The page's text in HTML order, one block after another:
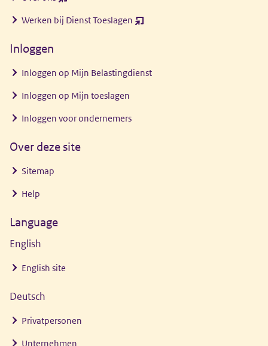
venster)
Werken bij Dienst Toeslagen (opent
Inloggen
Inloggen op Mijn Belastingdienst
Inloggen op Mijn toeslagen
Inloggen voor ondernemers
Over deze site
Sitemap
Help
Language
English
English site
Deutsch
Privatpersonen
Unternehmen